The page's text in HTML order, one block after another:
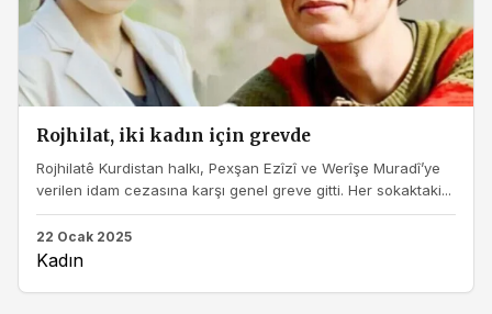
Rojhilat, iki kadın için grevde
Rojhilatê Kurdistan halkı, Pexşan Ezîzî ve Werîşe Muradî’ye
verilen idam cezasına karşı genel greve gitti. Her sokaktaki...
22 Ocak 2025
Kadın